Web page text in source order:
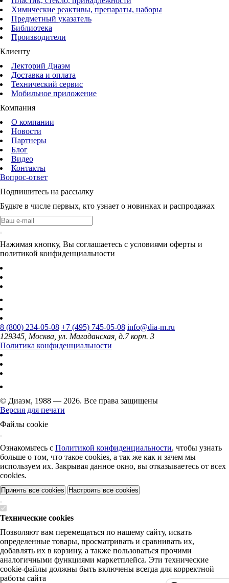
Химические реактивы, препараты, наборы
Предметный указатель
Библиотека
Производители
Клиенту
Лекторий Диаэм
Доставка и оплата
Технический сервис
Мобильное приложение
Компания
О компании
Новости
Партнеры
Блог
Видео
Контакты
Вопрос-ответ
Подпишитесь на рассылку
Будьте в числе первых, кто узнает о новинках и распродажах
Нажимая кнопку, Вы соглашаетесь с условиями оферты и
политикой конфиденциальности
8 (800) 234-05-08 +7 (495) 745-05-08 info@dia-m.ru
129345, Москва, ул. Магаданская, д.7 корп. 3
Политика конфиденциальности
© Диаэм, 1988 — 2026. Все права защищены
Версия для печати
Файлы cookie
Ознакомьтесь с Политикой конфиденциальности, чтобы узнать
больше о том, что такое cookies, а так же как и зачем мы
используем их. Закрывая данное окно, вы отказываетесь от всех
cookies.
Принять все cookies Настроить все cookies
Технические cookies
Позволяют вам перемещаться по нашему сайту, искать
определенные товары, просматривать и сравнивать их,
добавлять их в корзину, а также пользоваться прочими
аналогичными функциями маркетплейса. Эти технические
cookie-файлы должны быть включены всегда для корректной
работы сайта